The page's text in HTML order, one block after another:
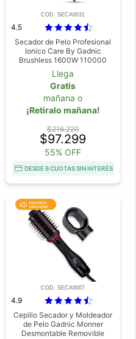
COD. SECA0031
4.5
Secador de Pelo Profesional
Ionico Care By Gadnic
Brushless 1600W 110000
RPM 3 Velocidades 3
Temperaturas Anti Frizz
Llega
Gratis
mañana o
¡Retiralo mañana!
$216.220
$97.299
55% OFF
DESDE 6 CUOTAS SIN INTERÉS
COD. SECA0007
4.9
Cepillo Secador y Moldeador
de Pelo Gadnic Monner
Desmontable Removible